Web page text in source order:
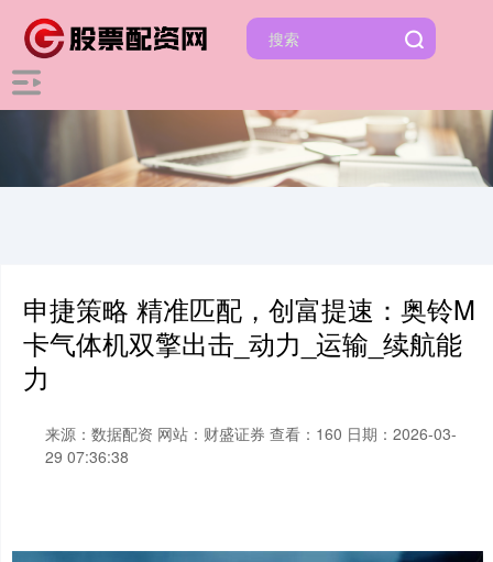
申捷策略 精准匹配，创富提速：奥铃M
卡气体机双擎出击_动力_运输_续航能
力
来源：数据配资 网站：财盛证券 查看：160 日期：2026-03-
29 07:36:38